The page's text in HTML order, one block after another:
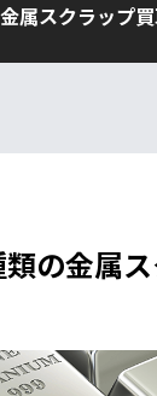
金属スクラップ
の金属